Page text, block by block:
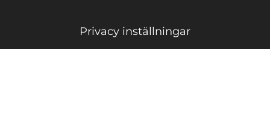
Privacy inställningar